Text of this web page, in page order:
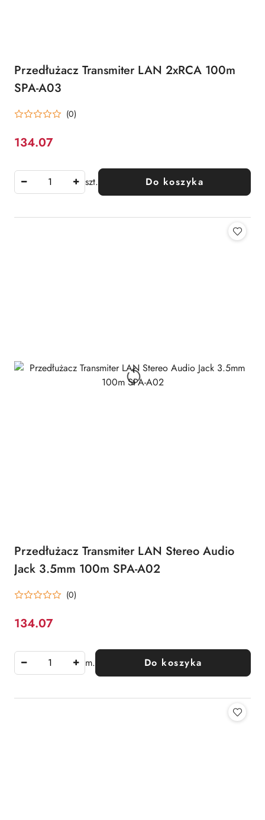
Przedłużacz Transmiter LAN 2xRCA 100m
SPA-A03
(0)
Cena:
134.07
szt. Do koszyka
Przedłużacz Transmiter LAN Stereo Audio
Jack 3.5mm 100m SPA-A02
(0)
Cena:
134.07
m. Do koszyka